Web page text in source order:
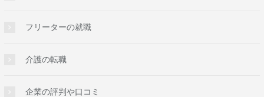
フリーターの就職
介護の転職
企業の評判や口コミ